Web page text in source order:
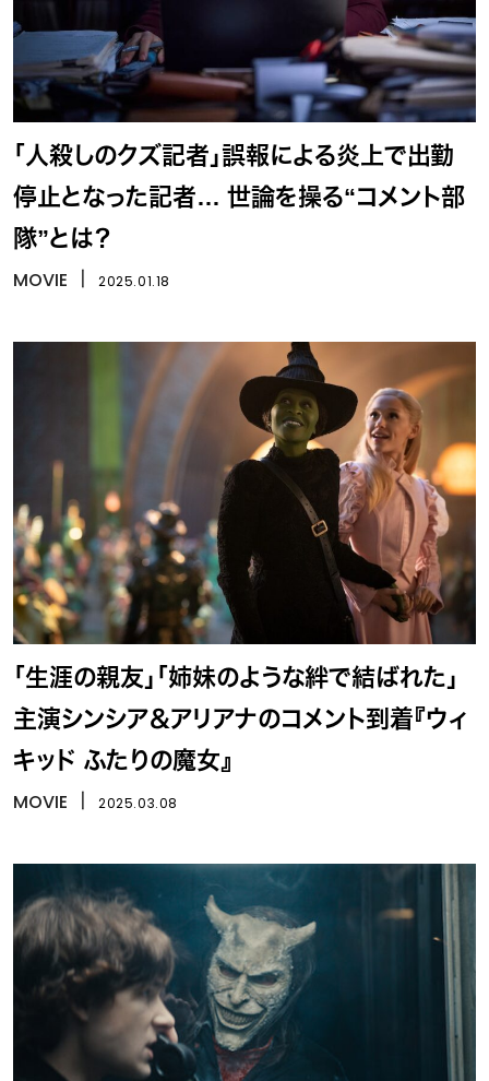
「人殺しのクズ記者」誤報による炎上で出勤
停止となった記者… 世論を操る“コメント部
隊”とは？
MOVIE 2025.01.18
「生涯の親友」「姉妹のような絆で結ばれた」
主演シンシア＆アリアナのコメント到着『ウィ
キッド ふたりの魔女』
MOVIE 2025.03.08